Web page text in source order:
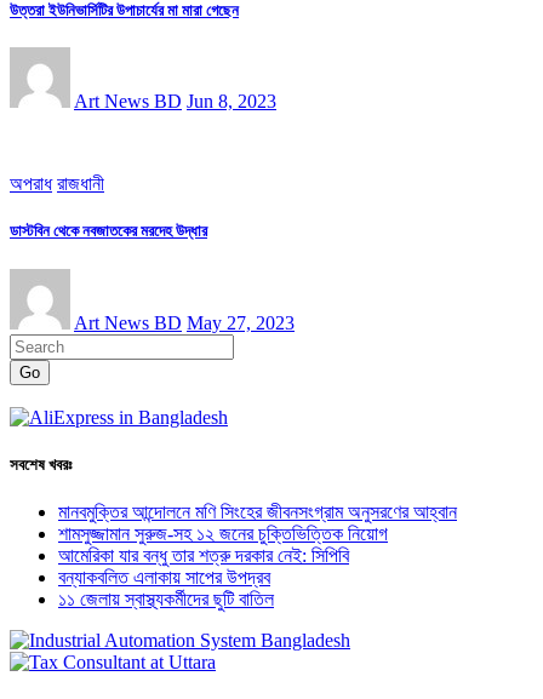
উত্তরা ইউনিভার্সিটির উপাচার্যের মা মারা গেছেন
Art News BD Jun 8, 2023
অপরাধ রাজধানী
ডাস্টবিন থেকে নবজাতকের মরদেহ উদ্ধার
Art News BD May 27, 2023
Go
সবশেষ খবরঃ
মানবমুক্তির আন্দোলনে মণি সিংহের জীবনসংগ্রাম অনুসরণের আহ্বান
শামসুজ্জামান সুরুজ-সহ ১২ জনের চুক্তিভিত্তিক নিয়োগ
আমেরিকা যার বন্ধু তার শত্রু দরকার নেই: সিপিবি
বন্যাকবলিত এলাকায় সাপের উপদ্রব
১১ জেলায় স্বাস্থ্যকর্মীদের ছুটি বাতিল